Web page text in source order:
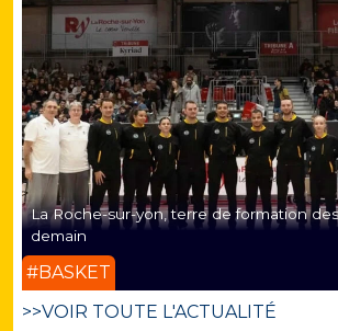
La Roche-sur-yon, terre de formation
demain
#BASKET
>>VOIR TOUTE L'ACTUALITÉ